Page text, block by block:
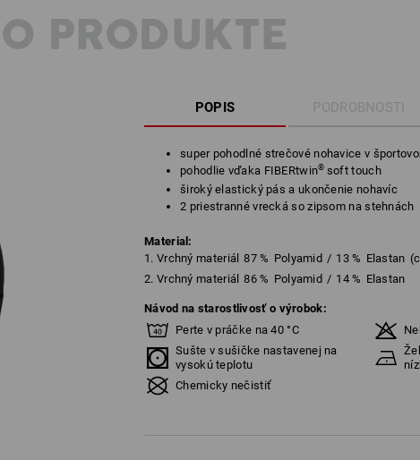
PRODUKTE
POPIS PODROBNOSTI
super pohodlné strečové nohavice v
pohodlie vďaka FIBERtwin® soft touch
široký elastický pás a ukončenie nohavíc
2 priestranné vrecká so zipsom na stehnách
Material:
1. Vrchný materiál 87 % Polyamid / 13% Elastan
2. Vrchný materiál 86 % Polyamid / 14% Elastan
Návod na starostlivosť o výrobok:
Perte v práčke na 40 °C
Sušte v sušičke nastavenej na
vysokú teplotu
Chemicky nečistiť